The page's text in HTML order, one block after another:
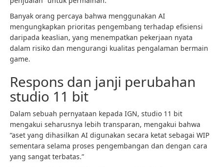
Banyak orang percaya bahwa menggunakan AI
mengungkapkan prioritas pengembang terhadap efisiensi
daripada keaslian, yang menempatkan pekerjaan nyata
dalam risiko dan mengurangi kualitas pengalaman bermain
game.
Respons dan janji perubahan
studio 11 bit
Dalam sebuah pernyataan kepada IGN, studio 11 bit
mengakui seharusnya lebih transparan, mengakui bahwa
“aset yang dihasilkan AI digunakan secara ketat sebagai WIP
sementara selama proses pengembangan dan dengan cara
yang sangat terbatas.”